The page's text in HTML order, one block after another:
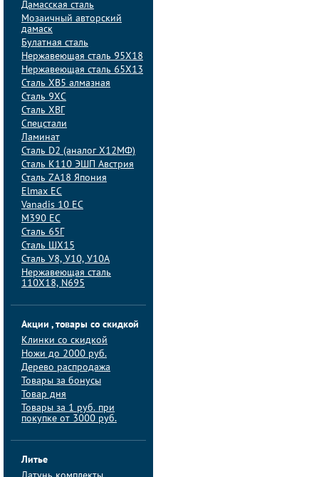
Дамасская сталь
Мозаичный авторский
дамаск
Булатная сталь
Нержавеющая сталь 95Х18
Нержавеющая сталь 65Х13
Сталь ХВ5 алмазная
Сталь 9ХС
Сталь ХВГ
Спецстали
Ламинат
Сталь D2 (аналог Х12МФ)
Сталь K110 ЭШП Австрия
Сталь ZA18 Япония
Elmax ЕС
Vanadis 10 ЕС
M390 ЕС
Сталь 65Г
Сталь ШХ15
Сталь У8, У10, У10А
Нержавеющая сталь
110Х18, N695
Акции , товары со скидкой
Клинки со скидкой
Ножи до 2000 руб.
Дерево распродажа
Товары за бонусы
Товар дня
Товары за 1 руб. при
покупке от 3000 руб.
Литье